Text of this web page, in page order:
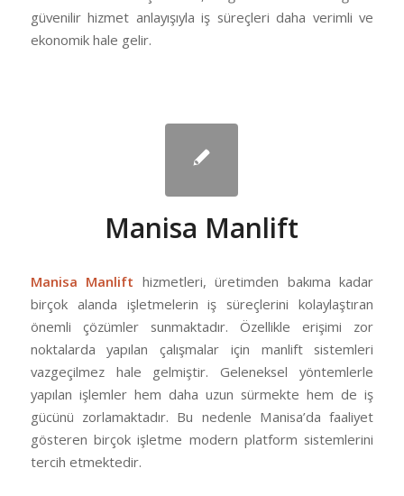
güvenilir hizmet anlayışıyla iş süreçleri daha verimli ve
ekonomik hale gelir.
Manisa Manlift
Manisa Manlift hizmetleri, üretimden bakıma kadar
birçok alanda işletmelerin iş süreçlerini kolaylaştıran
önemli çözümler sunmaktadır. Özellikle erişimi zor
noktalarda yapılan çalışmalar için manlift sistemleri
vazgeçilmez hale gelmiştir. Geleneksel yöntemlerle
yapılan işlemler hem daha uzun sürmekte hem de iş
gücünü zorlamaktadır. Bu nedenle Manisa’da faaliyet
gösteren birçok işletme modern platform sistemlerini
tercih etmektedir.